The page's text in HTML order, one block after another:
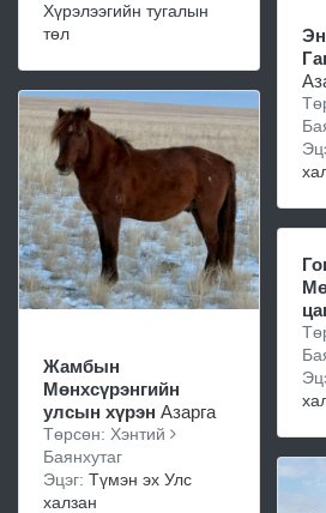
Хүрэлээгийн тугалын
төл
Жамбын
Мөнхсүрэнгийн
улсын хүрэн Азарга
Төрсөн: Хэнтий
Баянхутаг
Эцэг: Түмэн эх Улс
халзан